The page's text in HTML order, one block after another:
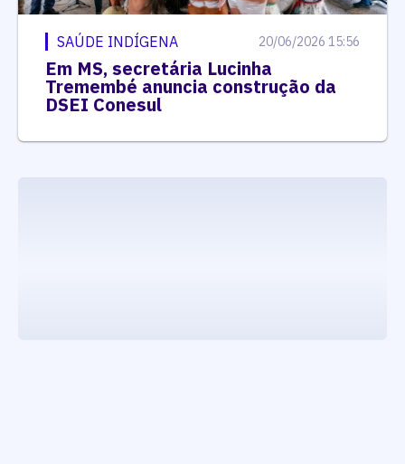
SAÚDE INDÍGENA 20/06/2026 15:56
Em MS, secretária Lucinha
Tremembé anuncia construção da
DSEI Conesul